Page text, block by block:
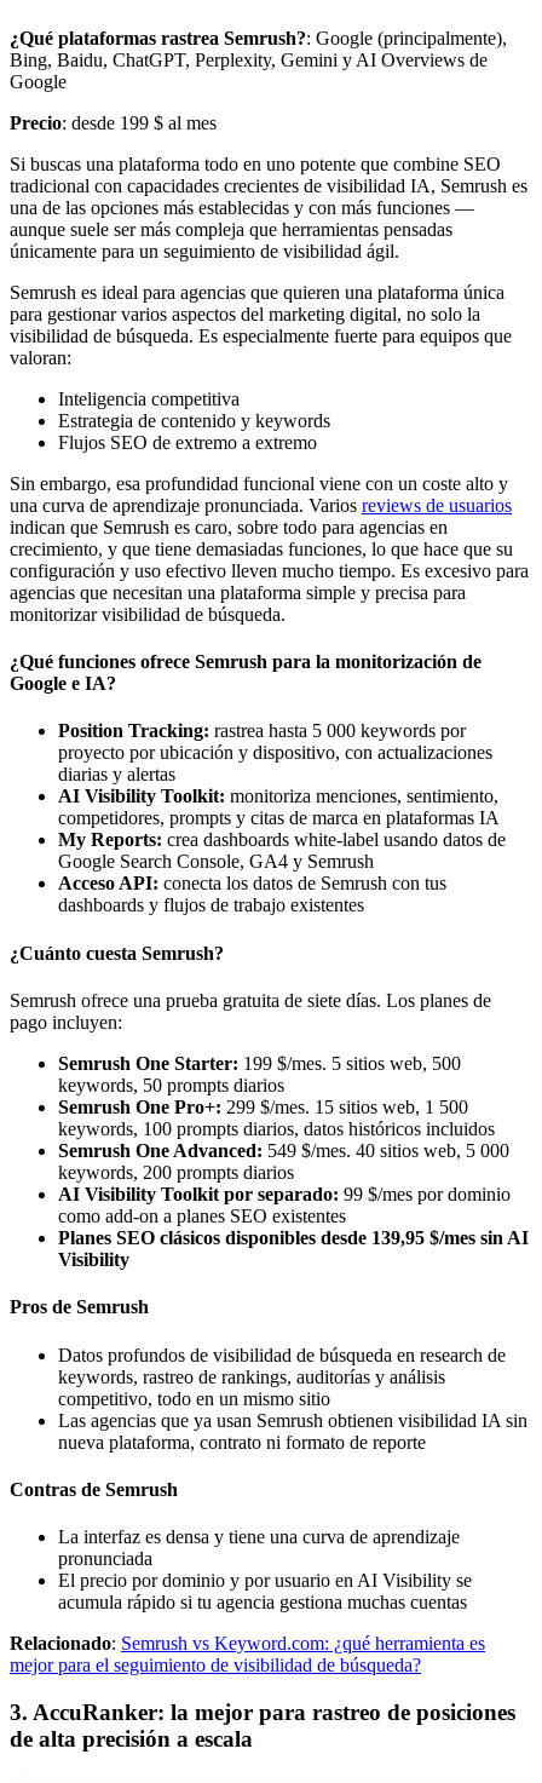
¿Qué plataformas rastrea Semrush?: Google (principalmente),
Bing, Baidu, ChatGPT, Perplexity, Gemini y AI Overviews de
Google
Precio: desde 199 $ al mes
Si buscas una plataforma todo en uno potente que combine SEO
tradicional con capacidades crecientes de visibilidad IA, Semrush es
una de las opciones más establecidas y con más funciones —
aunque suele ser más compleja que herramientas pensadas
únicamente para un seguimiento de visibilidad ágil.
Semrush es ideal para agencias que quieren una plataforma única
para gestionar varios aspectos del marketing digital, no solo la
visibilidad de búsqueda. Es especialmente fuerte para equipos que
valoran:
Inteligencia competitiva
Estrategia de contenido y keywords
Flujos SEO de extremo a extremo
Sin embargo, esa profundidad funcional viene con un coste alto y
una curva de aprendizaje pronunciada. Varios reviews de usuarios
indican que Semrush es caro, sobre todo para agencias en
crecimiento, y que tiene demasiadas funciones, lo que hace que su
configuración y uso efectivo lleven mucho tiempo. Es excesivo para
agencias que necesitan una plataforma simple y precisa para
monitorizar visibilidad de búsqueda.
¿Qué funciones ofrece Semrush para la monitorización de
Google e IA?
Position Tracking: rastrea hasta 5 000 keywords por
proyecto por ubicación y dispositivo, con actualizaciones
diarias y alertas
AI Visibility Toolkit: monitoriza menciones, sentimiento,
competidores, prompts y citas de marca en plataformas IA
My Reports: crea dashboards white-label usando datos de
Google Search Console, GA4 y Semrush
Acceso API: conecta los datos de Semrush con tus
dashboards y flujos de trabajo existentes
¿Cuánto cuesta Semrush?
Semrush ofrece una prueba gratuita de siete días. Los planes de
pago incluyen:
Semrush One Starter: 199 $/mes. 5 sitios web, 500
keywords, 50 prompts diarios
Semrush One Pro+: 299 $/mes. 15 sitios web, 1 500
keywords, 100 prompts diarios, datos históricos incluidos
Semrush One Advanced: 549 $/mes. 40 sitios web, 5 000
keywords, 200 prompts diarios
AI Visibility Toolkit por separado: 99 $/mes por dominio
como add-on a planes SEO existentes
Planes SEO clásicos disponibles desde 139,95 $/mes sin AI
Visibility
Pros de Semrush
Datos profundos de visibilidad de búsqueda en research de
keywords, rastreo de rankings, auditorías y análisis
competitivo, todo en un mismo sitio
Las agencias que ya usan Semrush obtienen visibilidad IA sin
nueva plataforma, contrato ni formato de reporte
Contras de Semrush
La interfaz es densa y tiene una curva de aprendizaje
pronunciada
El precio por dominio y por usuario en AI Visibility se
acumula rápido si tu agencia gestiona muchas cuentas
Relacionado: Semrush vs Keyword.com: ¿qué herramienta es
mejor para el seguimiento de visibilidad de búsqueda?
3. AccuRanker: la mejor para rastreo de posiciones
de alta precisión a escala